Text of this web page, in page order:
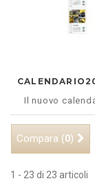
Compara (0)
1 - 23 di 23 articoli